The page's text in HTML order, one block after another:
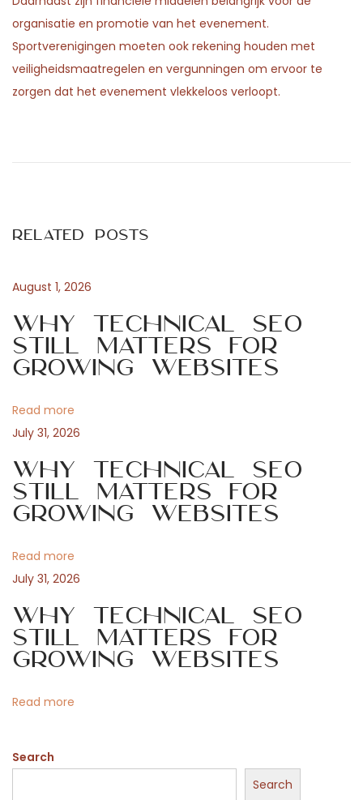
organisatie en promotie van het evenement.
Sportverenigingen moeten ook rekening houden met
veiligheidsmaatregelen en vergunningen om ervoor te
zorgen dat het evenement vlekkeloos verloopt.
s
n
a
i
g
a
t
i
o
n
o
s
o
s
t
a
m
i
n
t
i
l
u
d
n
d
s
b
o
Related Posts
August 1, 2026
Why Technical SEO
Still Matters for
Growing Websites
Read more
July 31, 2026
Why Technical SEO
Still Matters for
Growing Websites
Read more
July 31, 2026
Why Technical SEO
Still Matters for
Growing Websites
Read more
Search
Search